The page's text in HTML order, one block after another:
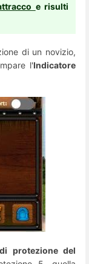
e risulti
di un novizio,
l'Indicatore
protezione del